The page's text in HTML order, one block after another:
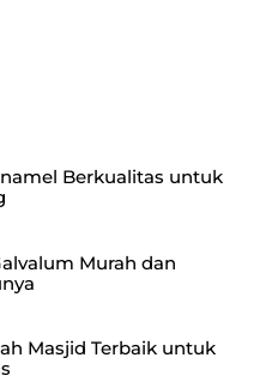
Berkualitas untuk
Murah dan
Masjid Terbaik untuk